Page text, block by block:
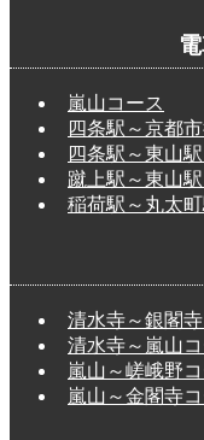
嵐山コース
四条駅～京都
四条駅～東山
蹴上駅～東山
稲荷駅～丸太
清水寺～銀閣
清水寺～嵐山
嵐山～嵯峨野
嵐山～金閣寺